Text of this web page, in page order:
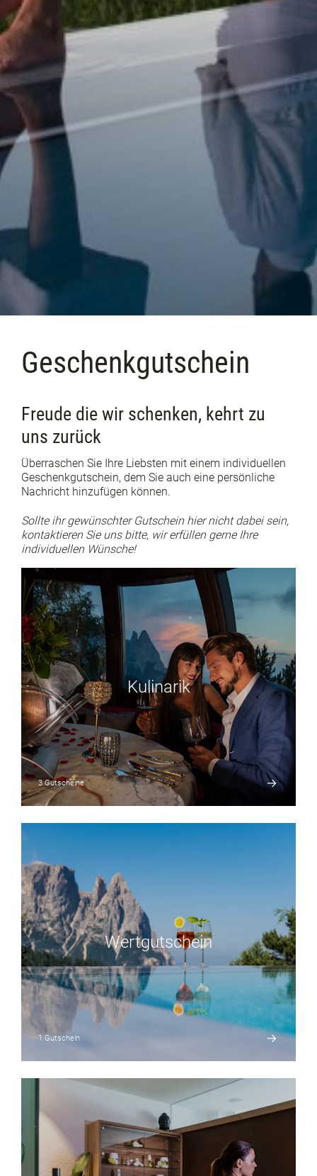
Geschenkgutschein
Freude die wir schenken, kehrt zu
uns zurück
Überraschen Sie Ihre Liebsten mit einem individuellen
Geschenkgutschein, dem Sie auch eine persönliche
Nachricht hinzufügen können.
Sollte ihr gewünschter Gutschein hier nicht dabei sein,
kontaktieren Sie uns bitte, wir erfüllen gerne Ihre
individuellen Wünsche!
Kulinarik
3 Gutscheine
Wertgutschein
1 Gutschein